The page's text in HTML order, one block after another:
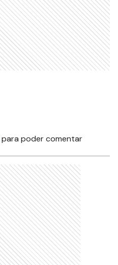
para poder comentar